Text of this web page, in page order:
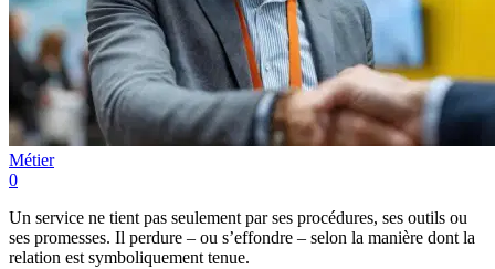
Métier
0
Un service ne tient pas seulement par ses procédures, ses outils ou
ses promesses. Il perdure – ou s’effondre – selon la manière dont la
relation est symboliquement tenue.